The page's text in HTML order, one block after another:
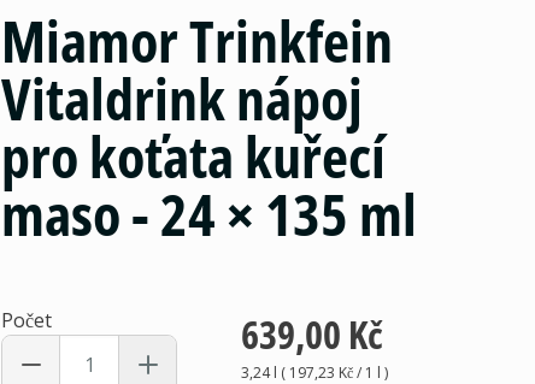
Miamor Trinkfein
Vitaldrink nápoj
pro koťata kuřecí
maso - 24 × 135 ml
Počet 639,00 Kč
3,24 l ( 197,23 Kč/ 1 l )